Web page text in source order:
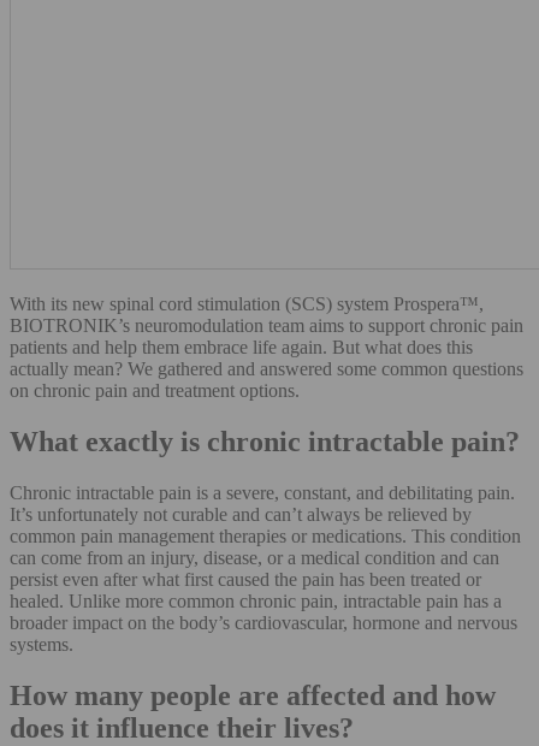
With its new spinal cord stimulation (SCS) system Prospera™,
BIOTRONIK’s neuromodulation team aims to support chronic pain
patients and help them embrace life again. But what does this
actually mean? We gathered and answered some common questions
on chronic pain and treatment options.
What exactly is chronic intractable pain?
Chronic intractable pain is a severe, constant, and debilitating pain.
It’s unfortunately not curable and can’t always be relieved by
common pain management therapies or medications. This condition
can come from an injury, disease, or a medical condition and can
persist even after what first caused the pain has been treated or
healed. Unlike more common chronic pain, intractable pain has a
broader impact on the body’s cardiovascular, hormone and nervous
systems.
How many people are affected and how
does it influence their lives?